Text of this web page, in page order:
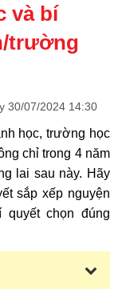
và bí
trường
30/07/2024 14:30
học, trường học
chỉ trong 4 năm
lai sau này. Hãy
sắp xếp nguyện
chọn đúng